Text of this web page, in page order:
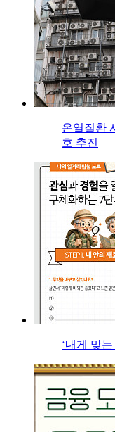
온열질환
호 추진
‘내게 맞